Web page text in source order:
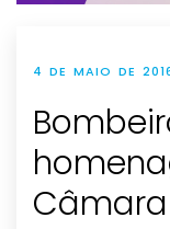
4 DE MAIO DE